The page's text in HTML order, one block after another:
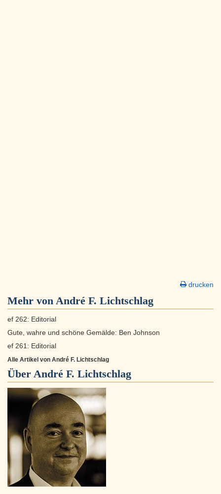
drucken
Mehr von André F. Lichtschlag
ef 262: Editorial
Gute, wahre und schöne Gemälde: Ben Johnson
ef 261: Editorial
Alle Artikel von André F. Lichtschlag
Über André F. Lichtschlag